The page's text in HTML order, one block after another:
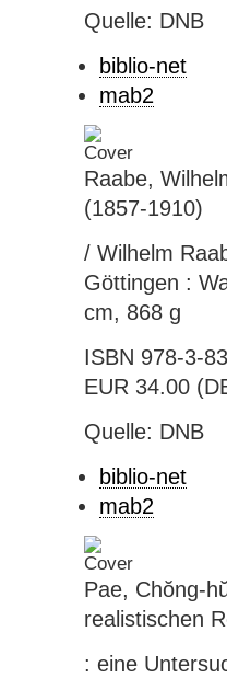
Quelle: DNB
biblio-net
mab2
Raabe,
(1857-1910)
/ Wilhelm
Göttingen :
cm, 868 g
ISBN 978-3-
EUR 34.00
Quelle: DNB
biblio-net
mab2
Pae, Chŏng-
realistischen
: eine